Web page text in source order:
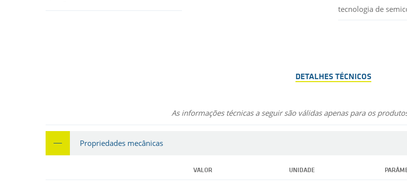
tecnologia de
DETALHES TÉCNICOS
As informações técnicas a seguir são válidas apenas para os
Propriedades mecânicas
VALOR UNIDADE